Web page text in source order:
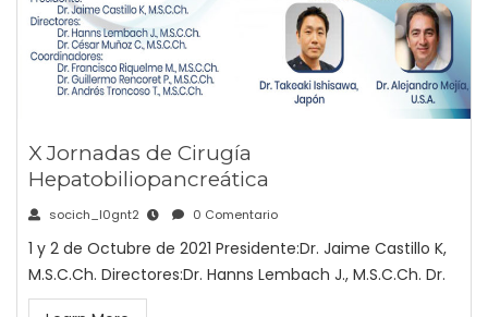
X Jornadas de Cirugía
Hepatobiliopancreática
socich_l0gnt2 0 Comentario
1 y 2 de Octubre de 2021 Presidente:Dr. Jaime Castillo K,
M.S.C.Ch. Directores:Dr. Hanns Lembach J., M.S.C.Ch. Dr.